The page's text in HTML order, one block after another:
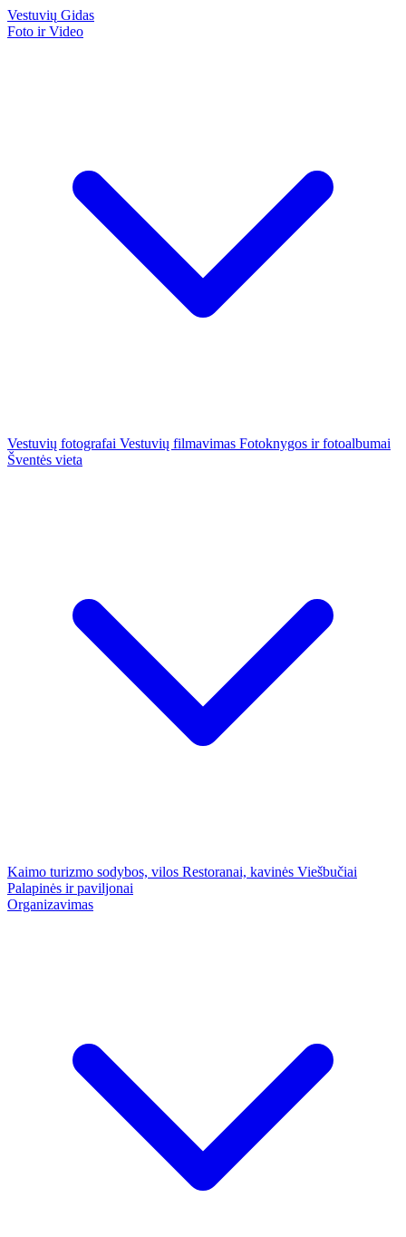
Vestuvių Gidas
Foto ir Video
Vestuvių fotografai Vestuvių filmavimas Fotoknygos ir fotoalbumai
Šventės vieta
Kaimo turizmo sodybos, vilos Restoranai, kavinės Viešbučiai
Palapinės ir paviljonai
Organizavimas